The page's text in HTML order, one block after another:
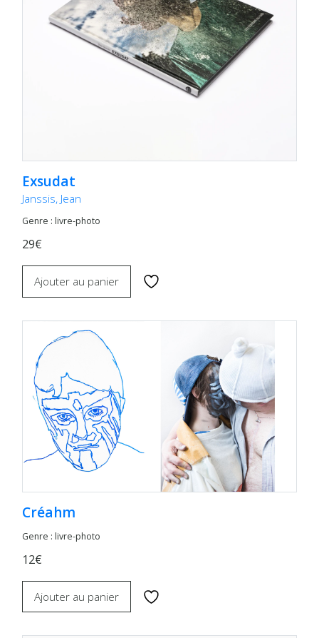
Exsudat
Janssis, Jean
Genre : livre-photo
29€
Ajouter au panier
Créahm
Genre : livre-photo
12€
Ajouter au panier